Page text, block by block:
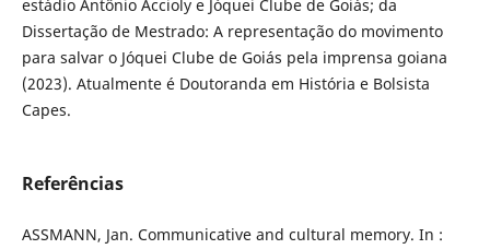
estádio Antônio Accioly e Jóquei Clube de Goiás; da
Dissertação de Mestrado: A representação do movimento
para salvar o Jóquei Clube de Goiás pela imprensa goiana
(2023). Atualmente é Doutoranda em História e Bolsista
Capes.
Referências
ASSMANN, Jan. Communicative and cultural memory. In :